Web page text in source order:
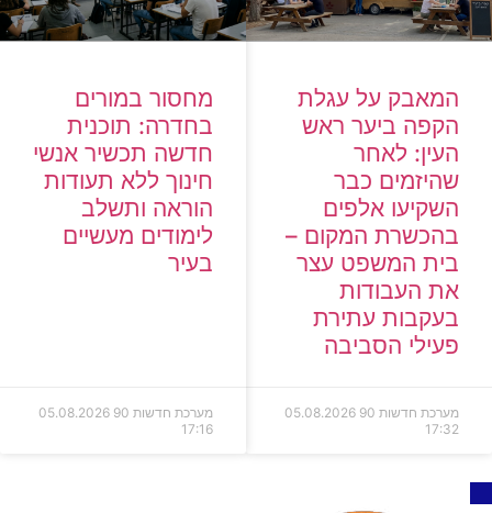
המאבק על עגלת
הקפה ביער ראש
העין: לאחר
שהיזמים כבר
השקיעו אלפים
בהכשרת המקום –
בית המשפט עצר
את העבודות
בעקבות עתירת
פעילי הסביבה
מערכת חדשות 90
05.08.2026
17:32
מחסור במורים
בחדרה: תוכנית
חדשה תכשיר אנשי
חינוך ללא תעודות
הוראה ותשלב
לימודים מעשיים
בעיר
מערכת חדשות 90
05.08.2026
17:16